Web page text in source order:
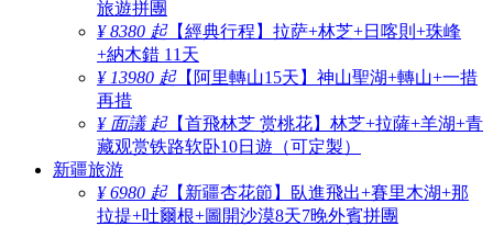
旅遊拼團
¥ 8380 起【經典行程】拉萨+林芝+日喀則+珠峰
+納木錯 11天
¥ 13980 起【阿里轉山15天】神山聖湖+轉山+一措
再措
¥ 面議 起【首飛林芝 赏桃花】林芝+拉薩+羊湖+青
藏观赏铁路软卧10日遊（可定製）
新疆旅游
¥ 6980 起【新疆杏花節】臥進飛出+賽里木湖+那
拉提+吐爾根+圖開沙漠8天7晚外賓拼團